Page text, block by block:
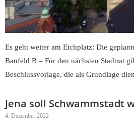
Es geht weiter am Eichplatz: Die
Baufeld B – Für den nächsten Stadtrat
Beschlussvorlage, die als Grundlage
Jena soll Schwammstadt
4. Dezember 2022